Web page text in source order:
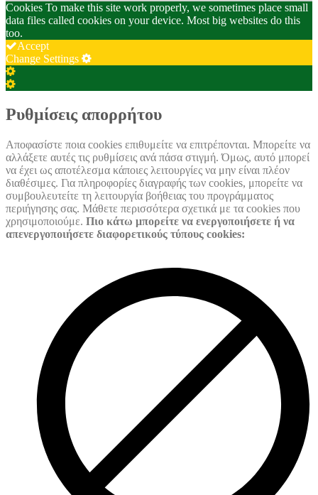
Cookies To make this site work properly, we sometimes place small
data files called cookies on your device. Most big websites do this
too.
Accept
Change Settings
Cookie
Box
Cookie
Settings
Ρυθμίσεις απορρήτου
Αποφασίστε ποια cookies επιθυμείτε να επιτρέπονται. Μπορείτε να
αλλάξετε αυτές τις ρυθμίσεις ανά πάσα στιγμή. Όμως, αυτό μπορεί
να έχει ως αποτέλεσμα κάποιες λειτουργίες να μην είναι πλέον
διαθέσιμες. Για πληροφορίες διαγραφής των cookies, μπορείτε να
συμβουλευτείτε τη λειτουργία βοήθειας του προγράμματος
περιήγησης σας. Μάθετε περισσότερα σχετικά με τα cookies που
χρησιμοποιούμε. Πιο κάτω μπορείτε να ενεργοποιήσετε ή να
απενεργοποιήσετε διαφορετικούς τύπους cookies: